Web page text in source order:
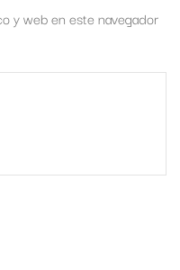
y web en este navegador